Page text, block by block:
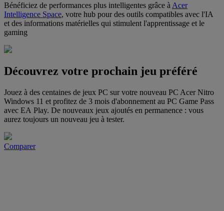
Bénéficiez de performances plus intelligentes grâce à Acer
Intelligence Space, votre hub pour des outils compatibles avec l'IA
et des informations matérielles qui stimulent l'apprentissage et le
gaming
Découvrez votre prochain jeu préféré
Jouez à des centaines de jeux PC sur votre nouveau PC Acer Nitro
Windows 11 et profitez de 3 mois d'abonnement au PC Game Pass
avec EA Play. De nouveaux jeux ajoutés en permanence : vous
aurez toujours un nouveau jeu à tester.
Comparer